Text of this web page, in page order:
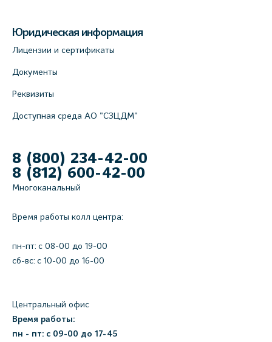
Юридическая информация
Лицензии и сертификаты
Документы
Реквизиты
Доступная среда АО "СЗЦДМ"
8 (800) 234-42-00
8 (812) 600-42-00
Многоканальный
Время работы колл центра:
пн-пт: c 08-00 до 19-00
сб-вс: с 10-00 до 16-00
Центральный офис
Время работы:
пн - пт: с 09-00 до 17-45